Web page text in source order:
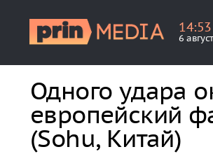
14:53
6
Одного удара
европейский
(Sohu, Китай)